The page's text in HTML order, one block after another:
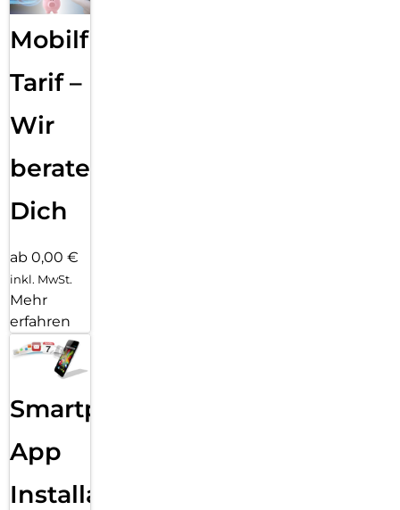
Mobilfunk
Tarif –
Wir
beraten
Dich
ab 0,00 €
inkl. MwSt.
Mehr
erfahren
Smartphone
App
Installation